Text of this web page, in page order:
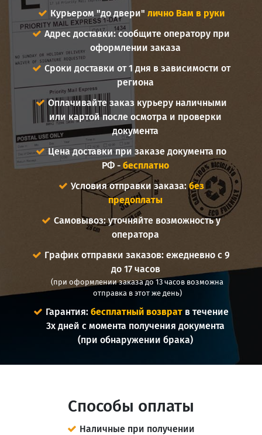
Курьером "до двери" лично Вам в руки
Адрес доставки: сообщите оператору при
оформлении заказа
Сроки доставки от 1 дня в зависимости от
региона
Оплачивайте заказ курьеру наличными
или картой после осмотра и проверки
документа
Цена доставки при заказе документа по
РФ -бесплатно
Условия отправки заказа:без
предоплаты
Самовывоз: уточняйте возможность у
оператора
График отправки заказов: ежедневно с 9
до 17 часов
(при оформлении заказа до 13 часов возможна
отправка в этот же день)
Гарантия:бесплатный возврат в течение
3х дней с момента получения документа
(при обнаружении брака)
Способы оплаты
Наличные при получении